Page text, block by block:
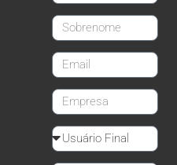
LastName
email
CompanyName
Reseller